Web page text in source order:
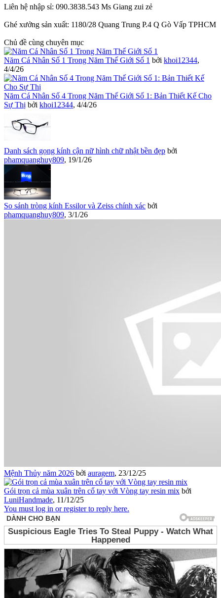
Liên hệ nhập sỉ: 090.3838.543 Ms Giang zui zẻ
Ghé xưởng sản xuất: 1180/28 Quang Trung P.4 Q Gò Vấp TPHCM
Chủ đề cùng chuyên mục
Năm Cá Nhân Số 1 Trong Năm Thế Giới Số 1 bởi khoi12344,
4/4/26
Năm Cá Nhân Số 4 Trong Năm Thế Giới Số 1: Bản Thiết Kế Cho
Sự Thị bởi khoi12344, 4/4/26
Danh sách gọng kính cận nữ hình chữ nhật bền đẹp bởi
phamquanghuy809, 19/1/26
So sánh tròng kính Essilor và Zeiss chính xác bởi
phamquanghuy809, 3/1/26
Mệnh Thủy năm 2026 bởi auragem, 23/12/25
Gói trọn cả mùa xuân trên cổ tay với Vòng tay resin mix bởi
LuniHandmade, 11/12/25
You must log in or register to reply here.